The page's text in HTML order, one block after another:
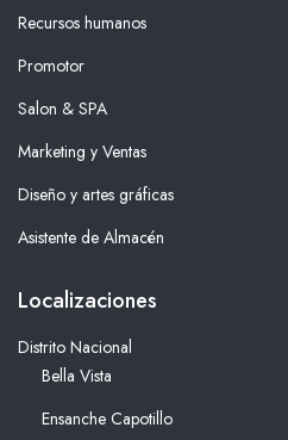
Recursos humanos
Promotor
Salon & SPA
Marketing y Ventas
Diseño y artes gráficas
Asistente de Almacén
Localizaciones
Distrito Nacional
Bella Vista
Ensanche Capotillo